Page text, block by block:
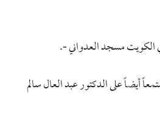
مسجد العدواني -.
أيضاً على الدكتور عبد العال سالم